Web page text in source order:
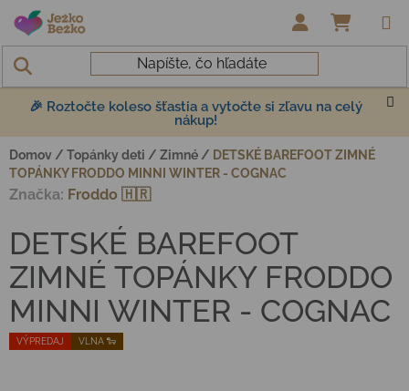
Prejsť na obsah
🎉 Roztočte koleso šťastia a vytočte si zľavu na celý
nákup!
Domov / Topánky deti / Zimné / DETSKÉ BAREFOOT ZIMNÉ
TOPÁNKY FRODDO MINNI WINTER - COGNAC
VÝPREDAJ VLNA 🐑
DETSKÉ BAREFOOT
ZIMNÉ TOPÁNKY FRODDO
MINNI WINTER - COGNAC
Značka: Froddo 🇭🇷